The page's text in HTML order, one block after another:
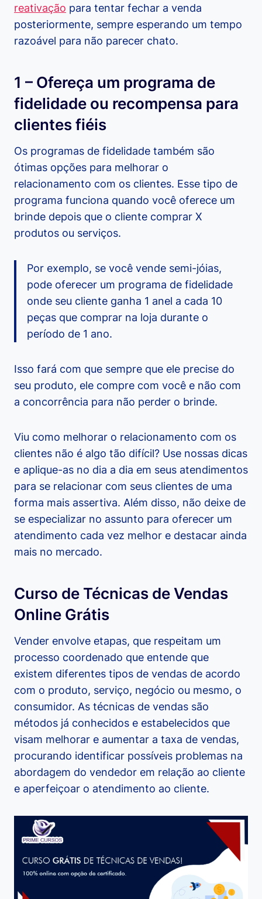
reativação para tentar fechar a venda
posteriormente, sempre esperando um tempo
razoável para não parecer chato.
1 – Ofereça um programa de
fidelidade ou recompensa para
clientes fiéis
Os programas de fidelidade também são
ótimas opções para melhorar o
relacionamento com os clientes. Esse tipo de
programa funciona quando você oferece um
brinde depois que o cliente comprar X
produtos ou serviços.
Por exemplo, se você vende semi-jóias,
pode oferecer um programa de fidelidade
onde seu cliente ganha 1 anel a cada 10
peças que comprar na loja durante o
período de 1 ano.
Isso fará com que sempre que ele precise do
seu produto, ele compre com você e não com
a concorrência para não perder o brinde.
Viu como melhorar o relacionamento com os
clientes não é algo tão difícil? Use nossas dicas
e aplique-as no dia a dia em seus atendimentos
para se relacionar com seus clientes de uma
forma mais assertiva. Além disso, não deixe de
se especializar no assunto para oferecer um
atendimento cada vez melhor e destacar ainda
mais no mercado.
Curso de Técnicas de Vendas
Online Grátis
Vender envolve etapas, que respeitam um
processo coordenado que entende que
existem diferentes tipos de vendas de acordo
com o produto, serviço, negócio ou mesmo, o
consumidor. As técnicas de vendas são
métodos já conhecidos e estabelecidos que
visam melhorar e aumentar a taxa de vendas,
procurando identificar possíveis problemas na
abordagem do vendedor em relação ao cliente
e aperfeiçoar o atendimento ao cliente.